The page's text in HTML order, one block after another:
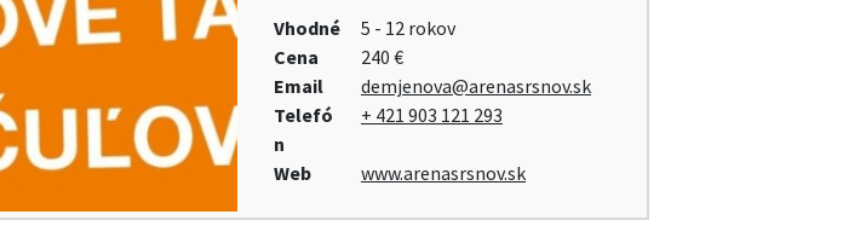
Vhodné
5 - 12 rokov
Cena
240 €
Email
demjenova@arenasrsnov.sk
Telefó
n
+ 421 903 121 293
Web www.arenasrsnov.sk